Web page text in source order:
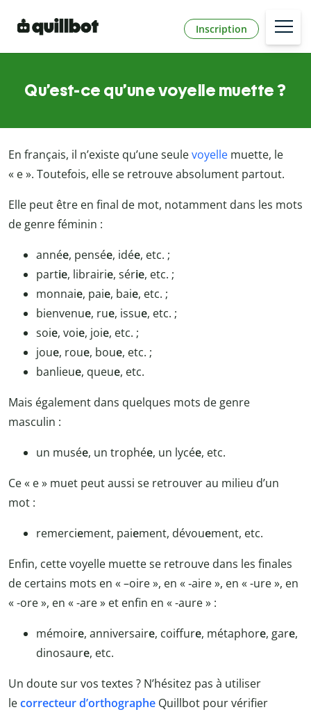
Inscription
Qu’est-ce qu’une voyelle muette ?
En français, il n’existe qu’une seulevoyelle muette, le
« e ». Toutefois, elle se retrouve absolument partout.
Elle peut être en final de mot, notamment dans les mots
de genre féminin :
année, pensée, idée, etc. ;
partie, librairie, série, etc. ;
monnaie, paie, baie, etc. ;
bienvenue, rue, issue, etc. ;
soie, voie, joie, etc. ;
joue, roue, boue, etc. ;
banlieue, queue, etc.
Mais également dans quelques mots de genre
masculin :
un musée, un trophée, un lycée, etc.
Ce « e » muet peut aussi se retrouver au milieu d’un
mot :
remerciement, paiement, dévouement, etc.
Enfin, cette voyelle muette se retrouve dans les finales
de certains mots en « –oire », en «‑aire », en «-ure », en
«-ore », en « -are » et enfin en «-aure » :
mémoire, anniversaire, coiffure, métaphore, gare,
dinosaure, etc.
Un doute sur vos textes ? N’hésitez pas à utiliser
lecorrecteur d’orthographe Quillbot pour vérifier